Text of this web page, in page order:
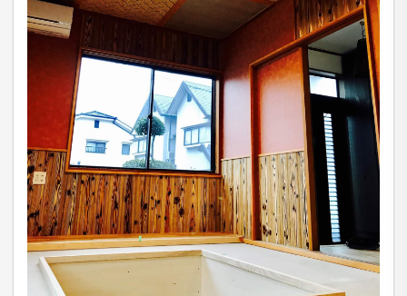
ご本人の照会
お客さまがご本人の個人情報の照会・修正・削除など
をご希望される場合には、ご本人であることを確認の
上、対応させていただきます。
法令、規範の遵守と見直し